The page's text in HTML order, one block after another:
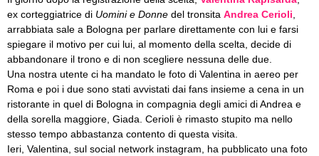
ex corteggiatrice di Uomini e Donne del tronsita Andrea Cerioli
arrabbiata sale a Bologna per parlare direttamente con lui e farsi
spiegare il motivo per cui lui, al momento della scelta, decide di
abbandonare il trono e di non scegliere nessuna delle due.
Una nostra utente ci ha mandato le foto di Valentina in aereo per
Roma e poi i due sono stati avvistati dai fans insieme a cena in un
ristorante in quel di Bologna in compagnia degli amici di Andrea e
della sorella maggiore, Giada. Cerioli è rimasto stupito ma nello
stesso tempo abbastanza contento di questa visita.
Ieri, Valentina, sul social network instagram, ha pubblicato una foto